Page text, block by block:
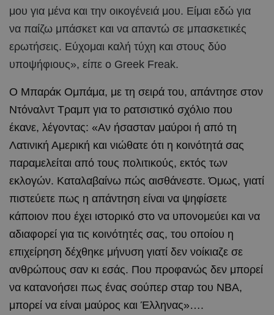
μου για μένα και την οικογένειά μου. Είμαι εδώ για
να παίζω μπάσκετ και να απαντώ σε μπασκετικές
ερωτήσεις. Εύχομαι καλή τύχη και στους δύο
υποψήφιους», είπε ο Greek Freak.
Ο Μπαράκ Ομπάμα, με τη σειρά του, απάντησε στον
Ντόναλντ Τραμπ για το ρατσιστικό σχόλιο που
έκανε, λέγοντας: «Αν ήσασταν μαύροι ή από τη
Λατινική Αμερική και νιώθατε ότι η κοινότητά σας
παραμελείται από τους πολιτικούς, εκτός των
εκλογών. Καταλαβαίνω πώς αισθάνεστε. Όμως, γιατί
πιστεύετε πως η απάντηση είναι να ψηφίσετε
κάποιον που έχει ιστορικό στο να υπονομεύει και να
αδιαφορεί για τις κοινότητές σας, του οποίου η
επιχείρηση δέχθηκε μήνυση γιατί δεν νοίκιαζε σε
ανθρώπους σαν κι εσάς. Που προφανώς δεν μπορεί
να κατανοήσει πως ένας σούπερ σταρ του NBA,
μπορεί να είναι μαύρος και Έλληνας»….